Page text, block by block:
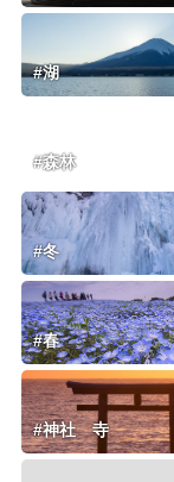
#湖
#森林
#冬
#春
#神社 寺